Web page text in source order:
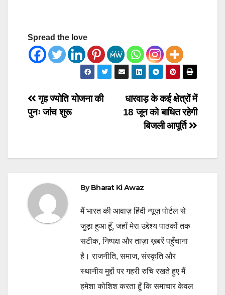
Spread the love
Post
navigation
धारवाड़ के कई क्षेत्रों में
18 जून को बाधित रहेगी
बिजली आपूर्ति
गृह ज्योति योजना की
पुनः जांच शुरू
ByBharat Ki Awaz
मैं भारत की आवाज़ हिंदी न्यूज़ पोर्टल से
जुड़ा हुआ हूँ, जहाँ मेरा उद्देश्य पाठकों तक
सटीक, निष्पक्ष और ताज़ा ख़बरें पहुँचाना
है। राजनीति, समाज, संस्कृति और
स्थानीय मुद्दों पर गहरी रुचि रखते हुए मैं
हमेशा कोशिश करता हूँ कि समाचार केवल